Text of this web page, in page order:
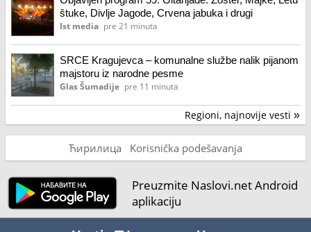
štuke, Divlje Jagode, Crvena jabuka i drugi
Ist media pre 21 minuta
SRCE Kragujevca – komunalne službe nalik pijanom
majstoru iz narodne pesme
Glas Šumadije pre 11 minuta
Regioni, najnovije vesti »
Ћирилица Korisnička podešavanja
Preuzmite Naslovi.net Android
aplikaciju